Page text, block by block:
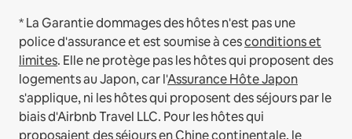
* La Garantie dommages des hôtes n'est pas une
police d'assurance et est soumise à cesconditions et
limites. Elle ne protège pas les hôtes qui proposent des
logements au Japon, car l'Assurance Hôte Japon
s'applique, ni les hôtes qui proposent des séjours par le
biais d'Airbnb Travel LLC. Pour les hôtes qui
proposaient des séjours en Chine continentale, le